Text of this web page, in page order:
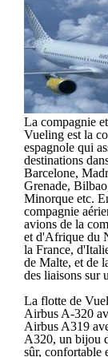
La compagnie
Vueling est la
espagnole qui
destinations
Barcelone,
Grenade,
Minorque etc.
compagnie
avions de la
et d'Afrique du
la France,
de Malte, et de
des liaisons sur
La flotte de
Airbus A-320
Airbus A319
A320, un bijou
sûr, confortable